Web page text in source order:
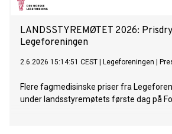
LANDSSTYREMØTET 2026:
Legeforeningen
2.6.2026 15:14:51 CEST Legeforeningen
Flere fagmedisinske priser fra
under landsstyremøtets første dag på